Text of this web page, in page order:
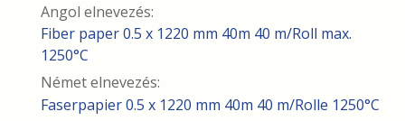
Angol elnevezés:
Fiber paper 0.5 x 1220 mm 40m 40 m/Roll max.
1250°C
Német elnevezés:
Faserpapier 0.5 x 1220 mm 40m 40 m/Rolle 1250°C